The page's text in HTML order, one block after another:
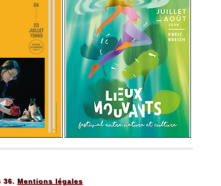
36. Mentions légales